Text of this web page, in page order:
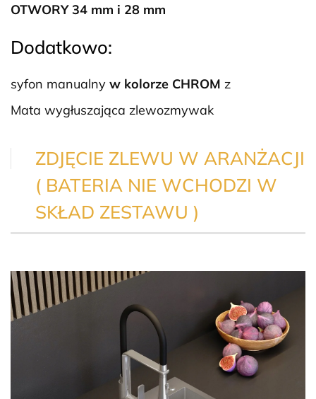
OTWORY 34 mm i 28 mm
Dodatkowo:
syfon manualny w kolorze CHROM z
Mata wygłuszająca zlewozmywak
ZDJĘCIE ZLEWU W ARANŻACJI
( BATERIA NIE WCHODZI W
SKŁAD ZESTAWU )